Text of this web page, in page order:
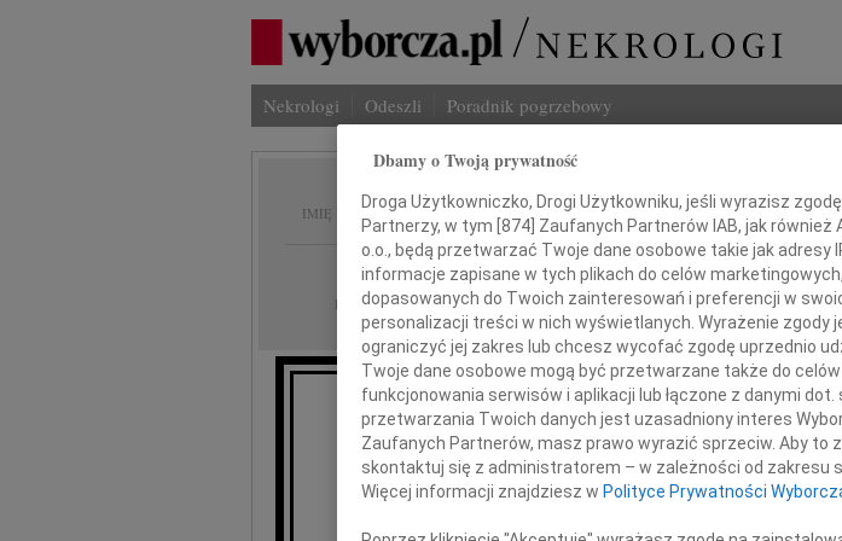
Nekrologi Odeszli Poradnik pogrzebowy
IMIĘ I NAZWISKO: Marcin Borkowski
REGION: Gdańsk
DATA EMISJI: 18.10.2021
Z głębokim żalem zawiadamiamy,
że 12 października 2021 r. odszedł od nas
Ukochany Ojciec, Dziadek, Brat, Szwagier
Dbamy o Twoją prywatność
Droga Użytkowniczko, Drogi Użytkowniku, jeśli wyrazisz
Partnerzy, w tym [874] Zaufanych Partnerów IAB, jak również
o.o., będą przetwarzać Twoje dane osobowe takie jak adresy
informacje zapisane w tych plikach do celów
dopasowanych do Twoich zainteresowań i preferencji w
personalizacji treści w nich wyświetlanych. Wyrażenie
ograniczyć jej zakres lub chcesz wycofać zgodę uprzednio
Twoje dane osobowe mogą być przetwarzane także do
funkcjonowania serwisów i aplikacji lub łączone z danymi
przetwarzania Twoich danych jest uzasadniony interes
Zaufanych Partnerów, masz prawo wyrazić sprzeciw. Aby to
skontaktuj się z administratorem – w zależności od zakresu
Więcej informacji znajdziesz w Polityce Prywatności